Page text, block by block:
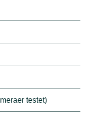
testet)